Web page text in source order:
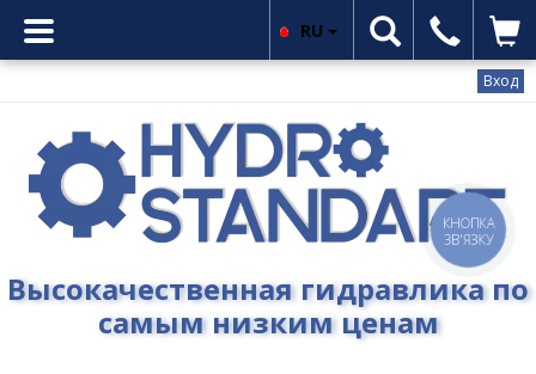
Вход
Гидростандарт
Высокачественная
гидравлика
низким
Высокачественная гидравлика по
самым низким ценам
RU
КНОПКА
ЗВ'ЯЗКУ